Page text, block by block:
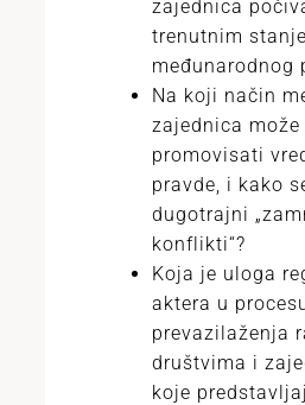
zajednica
trenutnim
međunarodnog
Na koji način
zajednica
promovisati
pravde, i kako
dugotrajni
konflikti“?
Koja je uloga
aktera u
prevazilaženja
društvima i
koje